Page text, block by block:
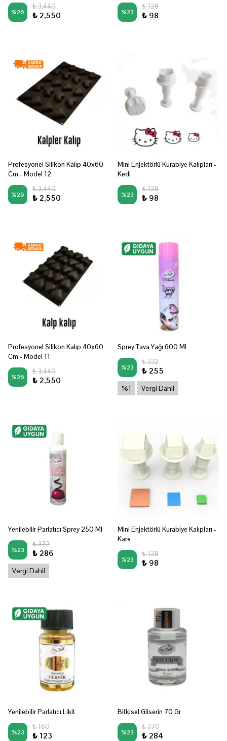
%26
₺ 3,440
₺ 2,550 %23
₺ 128
₺ 98
Profesyonel Silikon Kalıp 40x60
Cm - Model 12
%26
₺ 3,440
₺ 2,550
Mini Enjektörlü Kurabiye Kalıpları -
Kedi
%23
₺ 128
₺ 98
Profesyonel Silikon Kalıp 40x60
Cm - Model 11
%26
₺ 3,440
₺ 2,550
Sprey Tava Yağı 600 Ml
%23
₺ 332
₺ 255
%1 Vergi Dahil
Yenilebilir Parlatıcı Sprey 250 Ml
%23
₺ 372
₺ 286
Vergi Dahil
Mini Enjektörlü Kurabiye Kalıpları -
Kare
%23
₺ 128
₺ 98
Yenilebilir Parlatıcı Likit
%23
₺ 160
₺ 123
Bitkisel Gliserin 70 Gr
%23
₺ 370
₺ 284